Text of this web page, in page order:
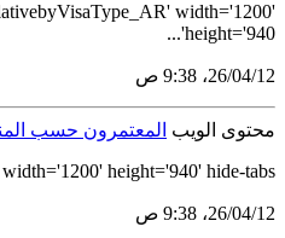
width='1200'
height='940'...
12‏/04‏/26، 9:38 ص
محتوى الويب المعتمرون حسب
height='940' hide-tabs...
12‏/04‏/26، 9:38 ص